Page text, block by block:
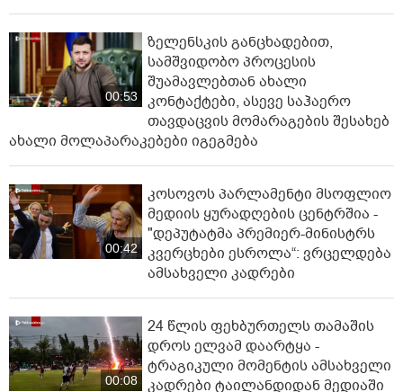
00:53
ზელენსკის განცხადებით,
სამშვიდობო პროცესის
შუამავლებთან ახალი
კონტაქტები, ასევე საჰაერო
თავდაცვის მომარაგების შესახებ
ახალი მოლაპარაკებები იგეგმება
00:42
კოსოვოს პარლამენტი მსოფლიო
მედიის ყურადღების ცენტრშია -
"დეპუტატმა პრემიერ-მინისტრს
კვერცხები ესროლა“: ვრცელდება
ამსახველი კადრები
00:08
24 წლის ფეხბურთელს თამაშის
დროს ელვამ დაარტყა -
ტრაგიკული მომენტის ამსახველი
კადრები ტაილანდიდან მედიაში